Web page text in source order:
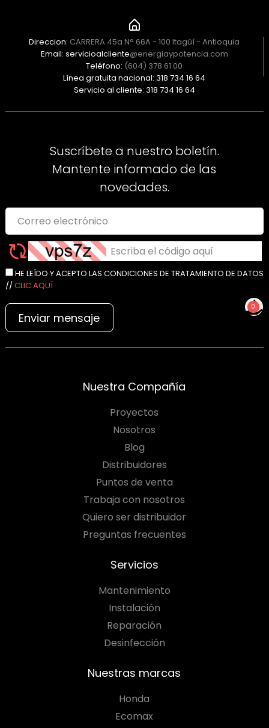
0
PARA COTIZAR
Direccion: CARRERA 45a N° 66A - 100 Itagüí - Antioquia
Email: servicioalcliente@energiaypotencia.com
Teléfono: (604) 378 61 00
Línea gratuita nacional: 318 734 16 64
Servicio al cliente: 318 734 16 64
Suscríbete a nuestro boletín.
Mantente informado de las
novedades.
HE LEÍDO Y ACEPTO LAS CONDICIONES DE TRATAMIENTO DE DATOS
//CLIC AQUÍ
Enviar mensaje
Nuestra Compañía
Proyectos
Nosotros
Blog
Distribuidores
Puntos de venta
Trabaja con nosotros
Quiero ser distribuidor
Preguntas frecuentes
Servicios
Mantenimiento
Instalación
Reparación
Desinfección
Nuestras marcas
Honda
Ecomax